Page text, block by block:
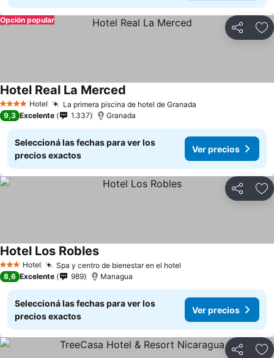
Compartir
Opción popular
4 EstrellasHotel La primera piscina de hotel de Granada
Hotel Real La Merced
9,3 Excelente 1.337 Granada
Seleccioná las fechas para ver los
precios exactos
Ver precios
Compartir
3 Estrellas
Hotel Spa y centro de bienestar en el hotel
Hotel Los Robles
8,6 Excelente 989 Managua
Seleccioná las fechas para ver los
precios exactos
Ver precios
Compartir